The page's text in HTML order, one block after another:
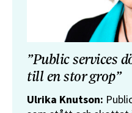
”Public services
till en stor grop”
Ulrika Knutson: